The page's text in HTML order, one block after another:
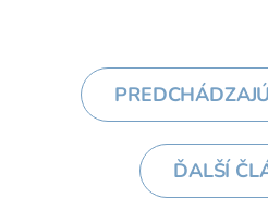
ĎALŠÍ